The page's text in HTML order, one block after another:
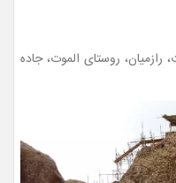
رازمیان، روستای الموت، جاده